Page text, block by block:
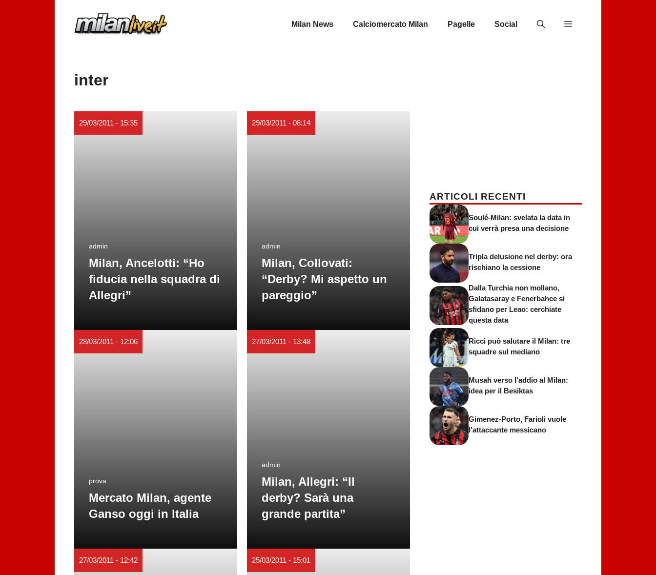
Milan News Calciomercato Milan Pagelle Social
inter
29/03/2011 - 15:35
admin
Milan, Ancelotti: “Ho
fiducia nella squadra di
Allegri”
29/03/2011 - 08:14
admin
Milan, Collovati:
“Derby? Mi aspetto un
pareggio”
28/03/2011 - 12:06
prova
Mercato Milan, agente
Ganso oggi in Italia
27/03/2011 - 13:48
admin
Milan, Allegri: “Il
derby? Sarà una
grande partita”
27/03/2011 - 12:42 25/03/2011 - 15:01
ARTICOLI RECENTI
Soulé-Milan: svelata la data in
cui verrà presa una decisione
Tripla delusione nel derby: ora
rischiano la cessione
Dalla Turchia non mollano,
Galatasaray e Fenerbahce si
sfidano per Leao: cerchiate
questa data
Ricci può salutare il Milan: tre
squadre sul mediano
Musah verso l’addio al Milan:
idea per il Besiktas
Gimenez-Porto, Farioli vuole
l’attaccante messicano